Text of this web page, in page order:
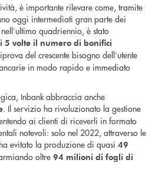
è importante rilevare come, tramite
oggi intermediati gran parte dei
quadriennio, è stato
5 volte il numero di bonifici
del crescente bisogno dell’utente
in modo rapido e immediato
Inbank abbraccia anche
. Il servizio ha rivoluzionato la gestione
ai clienti di riceverli in formato
notevoli: solo nel 2022, attraverso le
evitato la produzione di quasi 49
oltre 94 milioni di fogli di